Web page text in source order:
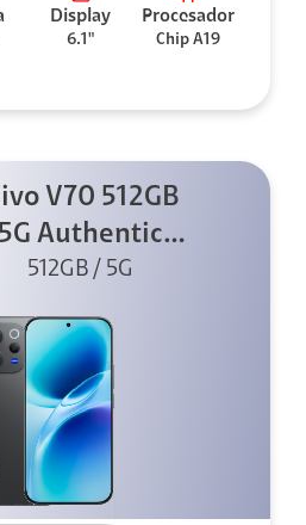
Display
6.1"
Procesador
Chip A19
V70 512GB
5G Authentic
Black
512GB / 5G